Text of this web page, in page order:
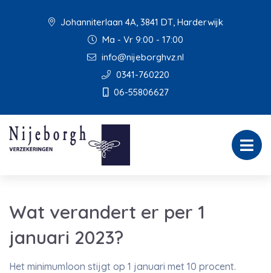
Johanniterlaan 4A, 3841 DT, Harderwijk
Ma - Vr 9:00 - 17:00
info@nijeborghvz.nl
0341-760220
06-55806627
Wat verandert er per 1
januari 2023?
Het minimumloon stijgt op 1 januari met 10 procent.